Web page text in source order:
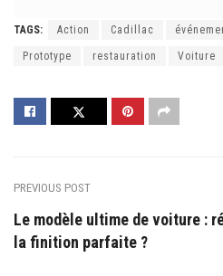
TAGS: Action Cadillac
Prototype restauration Voiture
PREVIOUS POST
Le modèle ultime de voiture :
la finition parfaite ?